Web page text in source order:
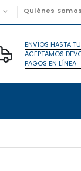
Quiénes Somos
ENVÍOS HASTA
ACEPTAMOS
PAGOS EN LÍNEA